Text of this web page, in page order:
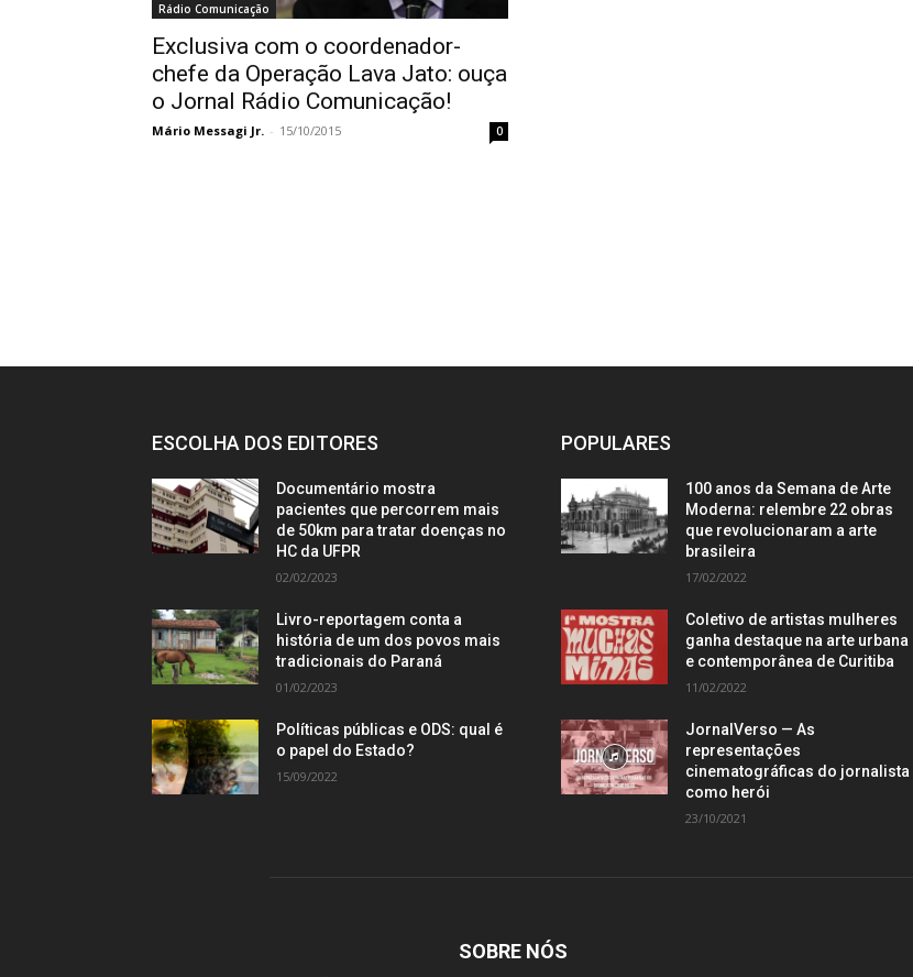
Rádio Comunicação
Exclusiva com o coordenador-
chefe da Operação Lava Jato: ouça
o Jornal Rádio Comunicação!
Mário Messagi Jr. - 15/10/2015 0
ESCOLHA DOS EDITORES
Documentário mostra
pacientes que percorrem mais
de 50km para tratar doenças no
HC da UFPR
02/02/2023
Livro-reportagem conta a
história de um dos povos mais
tradicionais do Paraná
01/02/2023
Políticas públicas e ODS: qual é
o papel do Estado?
15/09/2022
POPULARES
100 anos da Semana de Arte
Moderna: relembre 22 obras
que revolucionaram a arte
brasileira
17/02/2022
Coletivo de artistas mulheres
ganha destaque na arte urbana
e contemporânea de Curitiba
11/02/2022
JornalVerso — As
representações
cinematográficas do jornalista
como herói
23/10/2021
SOBRE NÓS